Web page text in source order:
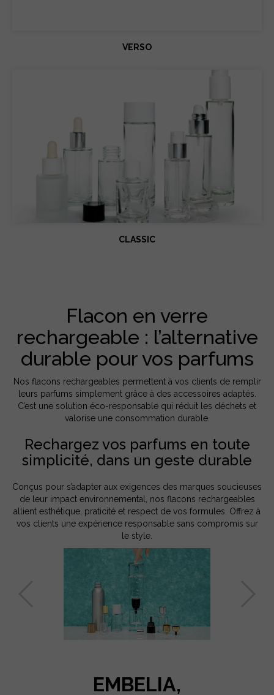
VERSO
CLASSIC
Flacon en verre
rechargeable : l’alternative
durable pour vos parfums
Nos flacons rechargeables permettent à vos clients de remplir
leurs parfums simplement grâce à des accessoires adaptés.
C’est une solution éco-responsable qui réduit les déchets et
valorise une consommation durable.
Rechargez vos parfums en toute
simplicité, dans un geste durable
Conçus pour s’adapter aux exigences des marques soucieuses
de leur impact environnemental, nos flacons rechargeables
allient esthétique, praticité et respect de vos formules. Offrez à
vos clients une expérience responsable sans compromis sur
le style.
EMBELIA,